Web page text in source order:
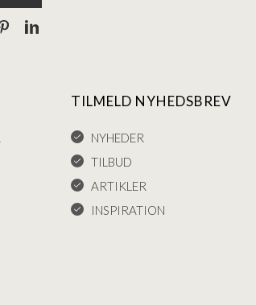
TILMELD NYHEDSBREV
NYHEDER
TILBUD
ARTIKLER
INSPIRATION